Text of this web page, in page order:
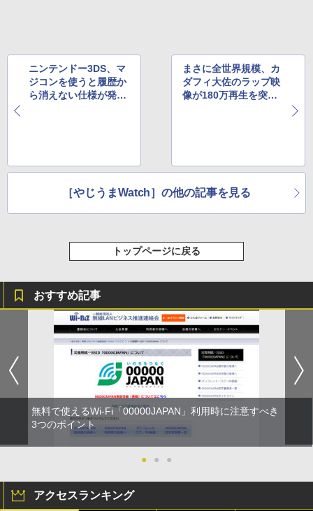
ニンテンドー3DS、マ
ジコンを使うと履歴か
ら消えない仕様が発
まさに全世界規模、カ
ダフィ大佐のラップ映
像が180万再生を突
［やじうまWatch］の他の記事を見る
トップページに戻る
おすすめ記事
無料で使えるWi-Fi「00000JAPAN」利用時に注意すべき
3つのポイント
● ● ●
アクセスランキング